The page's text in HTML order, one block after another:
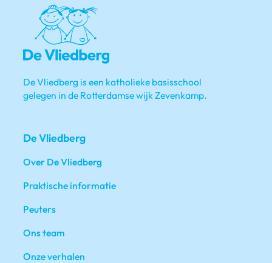
De Vliedberg is een katholieke basisschool
gelegen in de Rotterdamse wijk Zevenkamp.
De Vliedberg
Over De Vliedberg
Praktische informatie
Peuters
Ons team
Onze verhalen